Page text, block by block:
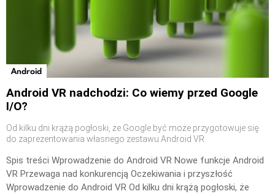
Android
Android VR nadchodzi: Co wiemy przed Google
I/O?
Od kilku dni krążą pogłoski, że Google być może przygotowuje się
do zaprezentowania własnego zestawu Android VR
Spis treści Wprowadzenie do Android VR Nowe funkcje Android
VR Przewaga nad konkurencją Oczekiwania i przyszłość
Wprowadzenie do Android VR Od kilku dni krążą pogłoski, że